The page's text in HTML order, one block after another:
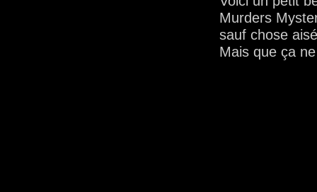
Murders
sauf chose
Mais que ça